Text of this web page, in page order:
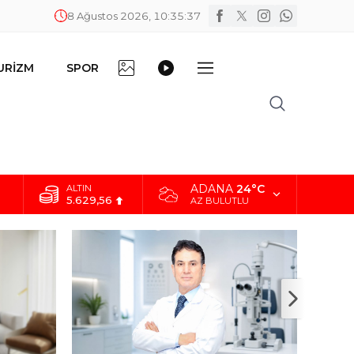
8 Ağustos 2026, 10:35:38
SPOR
BİST
10.824,63
DOLAR
48,8802
ALTIN
5.629,56
ADANA 24°C
AZ BULUTLU